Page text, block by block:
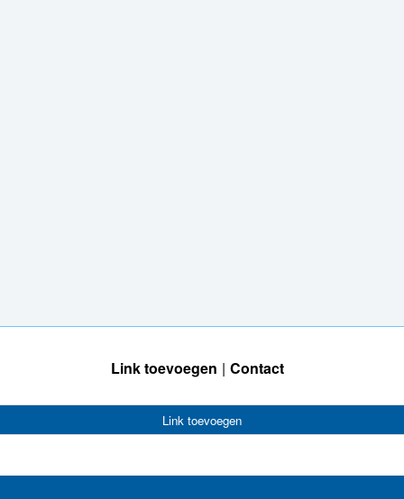
Link toevoegen Contact
Link toevoegen